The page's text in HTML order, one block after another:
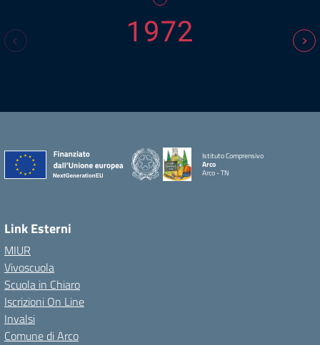
1972
Istituto Comprensivo
Arco
Arco - TN
Link Esterni
MIUR
Vivoscuola
Scuola in Chiaro
Iscrizioni On Line
Invalsi
Comune di Arco